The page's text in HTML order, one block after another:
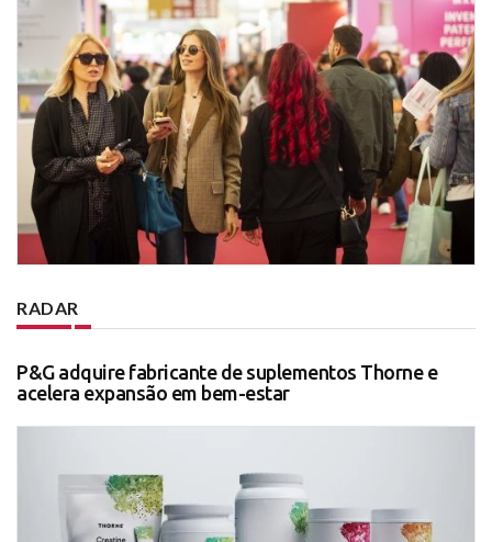
RADAR
P&G adquire fabricante de suplementos Thorne e
acelera expansão em bem-estar